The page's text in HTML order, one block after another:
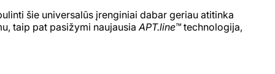
šie universalūs įrenginiai dabar geriau atitinka
taip pat pasižymi naujausia APT.line™technologija,